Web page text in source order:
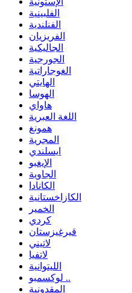
الفلبينية
الفنلندية
الفريزيان
الجاليكية
الجورجية
الغوجاراتية
الهايتي
الهوسا
هاواي
اللغة العبرية
همونغ
المجرية
ايسلندي
الإيغبو
الجاوية
الكانادا
الكازاخستانية
الخمير
كردي
قيرغيزستان
لاتيني
لاتفيا
الليتوانية
لوكسمبو ..
المقدونية